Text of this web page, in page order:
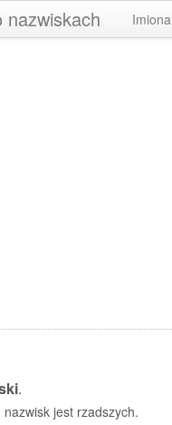
nazwiskach Imiona
.
jest rzadszych.